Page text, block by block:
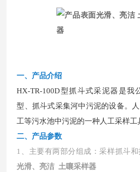
一、产品介绍
HX-TR-100D型抓斗式采泥器是我
型、抓斗式采集河中污泥的设备。
工等污水池中污泥的一种人工采样工
二、产品参数
1、主要有两部分组成：采样抓斗和
光滑、亮洁 土嚷采样器